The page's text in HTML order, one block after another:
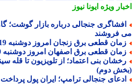
ویژهایونا نیوز
جنجالی درباره بازار گوشت؛
فروشند
قطعی برق زنجان امروز دوشنبه 19 مرداد (خاموشی برق)
قطعی برق اصفهان امروز دوشنبه 19 مرداد (خاموشی برق)
بنی اعتماد؛ از تلویزیون تا قله
دوم)
جنجالی ترامپ؛ ایران پول پرداخت